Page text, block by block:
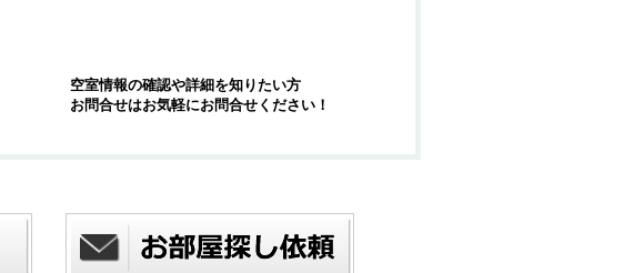
空室情報の確認や詳細を知りたい方
お問合せはお気軽にお問合せください！